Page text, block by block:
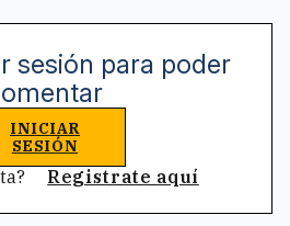
sesión para poder
INICIAR
SESIÓN
Registrate aquí